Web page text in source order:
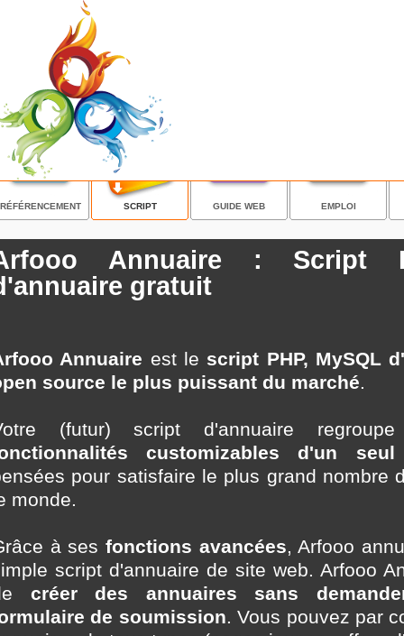
RÉFÉRENCEMENT SCRIPT GUIDE WEB EMPLOI
Annuaire : Script
gratuit
Annuaire est le script PHP, MySQL
source le plus puissant du marché.
(futur) script d'annuaire
customizables d'un
pour satisfaire le plus grand nombre
monde.
à ses fonctions avancées, Arfooo
script d'annuaire de site web. Arfooo
créer des annuaires sans
de soumission. Vous pouvez par